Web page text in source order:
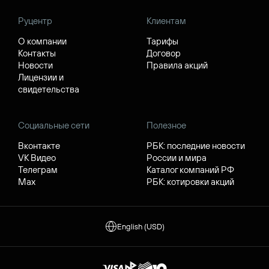
Руцентр
О компании
Контакты
Новости
Лицензии и
свидетельства
Клиентам
Тарифы
Договор
Правила акций
Социальные сети
Вконтакте
VK Видео
Телеграм
Max
Полезное
РБК: последние новости
России и мира
Каталог компаний РФ
РБК: котировки акций
English (USD)